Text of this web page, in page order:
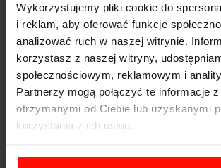
Wykorzystujemy pliki cookie do
i reklam, aby oferować funkcje
analizować ruch w naszej witrynie.
korzystasz z naszej witryny,
społecznościowym, reklamowym i
Partnerzy mogą połączyć te informacje
otrzymanymi od Ciebie lub uzyskanymi
korzystania z ich usług.
Używając myjki zabezpieczonej
fotel fragmentami i rób to bardzo szybko
dosłownie ułamek sekundy. W drugiej
suchą, bawełnianą ścierkę, by od razu
pozostawioną na skórze.
! Ważne - nie stosuj tej metody na
gdyż jeszcze bardziej pogorszysz jej stan.